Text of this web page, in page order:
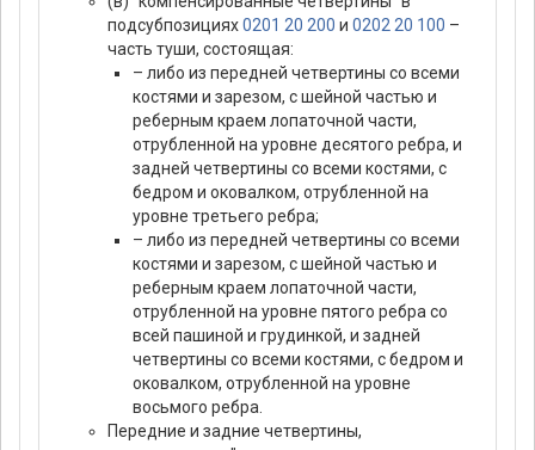
подсубпозициях0201 20 200 и 0202 20 100 –
часть туши, состоящая:
– либо из передней четвертины со всеми
костями и зарезом, с шейной частью и
реберным краем лопаточной части,
отрубленной на уровне десятого ребра, и
задней четвертины со всеми костями, с
бедром и оковалком, отрубленной на
уровне третьего ребра;
– либо из передней четвертины со всеми
костями и зарезом, с шейной частью и
реберным краем лопаточной части,
отрубленной на уровне пятого ребра со
всей пашиной и грудинкой, и задней
четвертины со всеми костями, с бедром и
оковалком, отрубленной на уровне
восьмого ребра.
Передние и задние четвертины,